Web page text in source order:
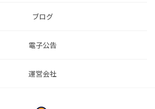
ブログ
電子公告
運営会社